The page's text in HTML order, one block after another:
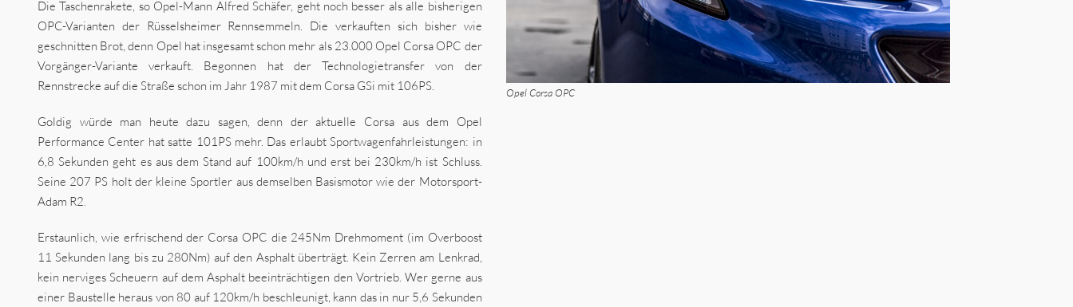
Opel Corsa OPC
Die Taschenrakete, so Opel-Mann Alfred Schäfer, geht noch besser als alle bisherigen
OPC-Varianten der Rüsselsheimer Rennsemmeln. Die verkauften sich bisher wie
geschnitten Brot, denn Opel hat insgesamt schon mehr als 23.000 Opel Corsa OPC der
Vorgänger-Variante verkauft. Begonnen hat der Technologietransfer von der
Rennstrecke auf die Straße schon im Jahr 1987 mit dem Corsa GSi mit 106PS.
Goldig würde man heute dazu sagen, denn der aktuelle Corsa aus dem Opel
Performance Center hat satte 101PS mehr. Das erlaubt Sportwagenfahrleistungen: in
6,8 Sekunden geht es aus dem Stand auf 100km/h und erst bei 230km/h ist Schluss.
Seine 207 PS holt der kleine Sportler aus demselben Basismotor wie der Motorsport-
Adam R2.
Erstaunlich, wie erfrischend der Corsa OPC die 245Nm Drehmoment (im Overboost
11 Sekunden lang bis zu 280Nm) auf den Asphalt überträgt. Kein Zerren am Lenkrad,
kein nerviges Scheuern auf dem Asphalt beeinträchtigen den Vortrieb. Wer gerne aus
einer Baustelle heraus von 80 auf 120km/h beschleunigt, kann das in nur 5,6 Sekunden